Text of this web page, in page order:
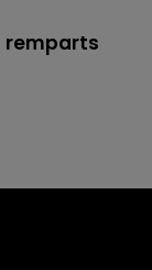
remparts